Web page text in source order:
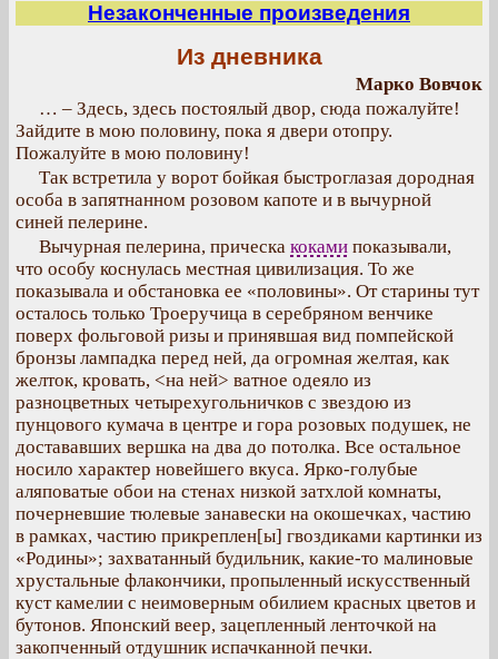
Незаконченные произведения
Из дневника
Марко Вовчок
… – Здесь, здесь постоялый двор, сюда пожалуйте!
Зайдите в мою половину, пока я двери отопру.
Пожалуйте в мою половину!
Так встретила у ворот бойкая быстроглазая дородная
особа в запятнанном розовом капоте и в вычурной
синей пелерине.
Вычурная пелерина, прическа коками показывали,
что особу коснулась местная цивилизация. То же
показывала и обстановка ее «половины». От старины тут
осталось только Троеручица в серебряном венчике
поверх фольговой ризы и принявшая вид помпейской
бронзы лампадка перед ней, да огромная желтая, как
желток, кровать, <на ней> ватное одеяло из
разноцветных четырехугольничков с звездою из
пунцового кумача в центре и гора розовых подушек, не
достававших вершка на два до потолка. Все остальное
носило характер новейшего вкуса. Ярко-голубые
аляповатые обои на стенах низкой затхлой комнаты,
почерневшие тюлевые занавески на окошечках, частию
в рамках, частию прикреплен[ы] гвоздиками картинки из
«Родины»; захватанный будильник, какие-то малиновые
хрустальные флакончики, пропыленный искусственный
куст камелии с неимоверным обилием красных цветов и
бутонов. Японский веер, зацепленный ленточкой на
закопченный отдушник испачканной печки.